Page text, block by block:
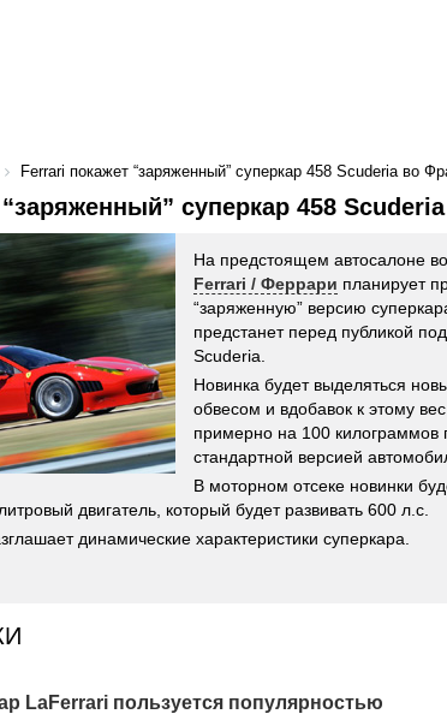
Ferrari покажет “заряженный” суперкар 458 Scuderia во
суперкар 458
На предстоящем автосалоне
Ferrari / Феррари планирует
“заряженную” версию
предстанет перед публикой
Scuderia.
Новинка будет выделяться
обвесом и вдобавок к этому
примерно на 100 килограммов
стандартной версией
В моторном отсеке новинки
двигатель, который будет развивать 600 л.с.
динамические характеристики суперкара.
LaFerrari пользуется популярностью